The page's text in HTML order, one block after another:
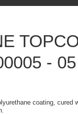
-
coating, cured